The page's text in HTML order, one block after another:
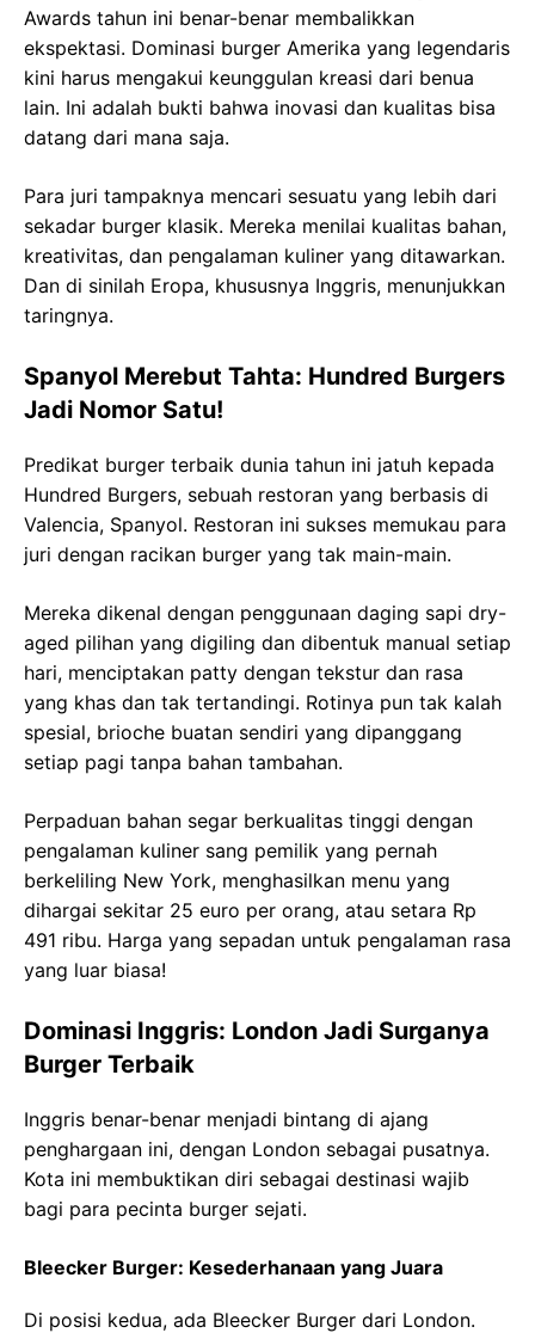
Awards tahun ini benar-benar membalikkan
ekspektasi. Dominasi burger Amerika yang legendaris
kini harus mengakui keunggulan kreasi dari benua
lain. Ini adalah bukti bahwa inovasi dan kualitas bisa
datang dari mana saja.
Para juri tampaknya mencari sesuatu yang lebih dari
sekadar burger klasik. Mereka menilai kualitas bahan,
kreativitas, dan pengalaman kuliner yang ditawarkan.
Dan di sinilah Eropa, khususnya Inggris, menunjukkan
taringnya.
Spanyol Merebut Tahta: Hundred Burgers
Jadi Nomor Satu!
Predikat burger terbaik dunia tahun ini jatuh kepada
Hundred Burgers, sebuah restoran yang berbasis di
Valencia, Spanyol. Restoran ini sukses memukau para
juri dengan racikan burger yang tak main-main.
Mereka dikenal dengan penggunaan daging sapi dry-
aged pilihan yang digiling dan dibentuk manual setiap
hari, menciptakan patty dengan tekstur dan rasa
yang khas dan tak tertandingi. Rotinya pun tak kalah
spesial, brioche buatan sendiri yang dipanggang
setiap pagi tanpa bahan tambahan.
Perpaduan bahan segar berkualitas tinggi dengan
pengalaman kuliner sang pemilik yang pernah
berkeliling New York, menghasilkan menu yang
dihargai sekitar 25 euro per orang, atau setara Rp
491 ribu. Harga yang sepadan untuk pengalaman rasa
yang luar biasa!
Dominasi Inggris: London Jadi Surganya
Burger Terbaik
Inggris benar-benar menjadi bintang di ajang
penghargaan ini, dengan London sebagai pusatnya.
Kota ini membuktikan diri sebagai destinasi wajib
bagi para pecinta burger sejati.
Bleecker Burger: Kesederhanaan yang Juara
Di posisi kedua, ada Bleecker Burger dari London.